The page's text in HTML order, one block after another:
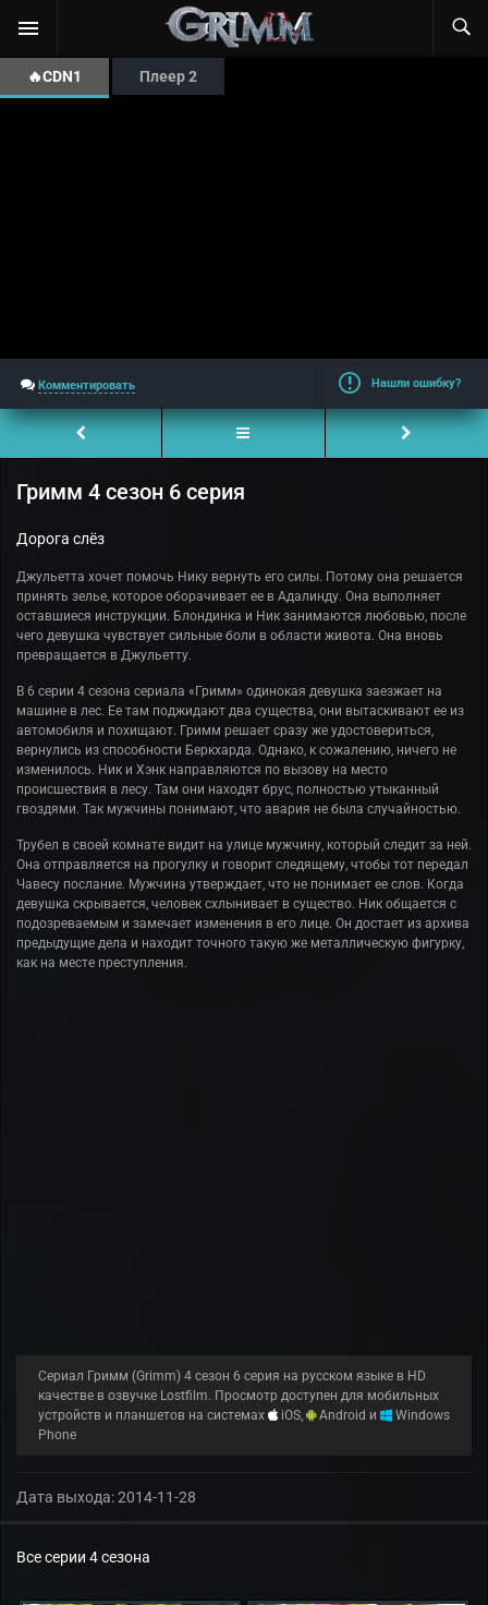
🔥CDN1 Плеер 2
Комментировать Нашли ошибку?
Гримм 4 сезон 6 серия
Дорога слёз
Джульетта хочет помочь Нику вернуть его силы. Потому она решается
принять зелье, которое оборачивает ее в Адалинду. Она выполняет
оставшиеся инструкции. Блондинка и Ник занимаются любовью, после
чего девушка чувствует сильные боли в области живота. Она вновь
превращается в Джульетту.
В 6 серии 4 сезона сериала «Гримм» одинокая девушка заезжает на
машине в лес. Ее там поджидают два существа, они вытаскивают ее из
автомобиля и похищают. Гримм решает сразу же удостовериться,
вернулись из способности Беркхарда. Однако, к сожалению, ничего не
изменилось. Ник и Хэнк направляются по вызову на место
происшествия в лесу. Там они находят брус, полностью утыканный
гвоздями. Так мужчины понимают, что авария не была случайностью.
Трубел в своей комнате видит на улице мужчину, который следит за ней.
Она отправляется на прогулку и говорит следящему, чтобы тот передал
Чавесу послание. Мужчина утверждает, что не понимает ее слов. Когда
девушка скрывается, человек схлынивает в существо. Ник общается с
подозреваемым и замечает изменения в его лице. Он достает из архива
предыдущие дела и находит точного такую же металлическую фигурку,
как на месте преступления.
Сериал Гримм (Grimm) 4 сезон 6 серия на русском языке в HD
качестве в озвучке Lostfilm. Просмотр доступен для мобильных
устройств и планшетов на системах
iOS, Android и
Windows
Phone
Дата выхода:2014-11-28
Все серии 4 сезона